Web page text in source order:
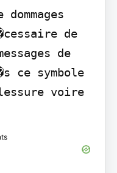
de
de
ce symbole
voire